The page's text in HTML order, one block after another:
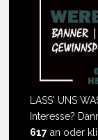
LASS' UNS
Interesse?
617 an oder